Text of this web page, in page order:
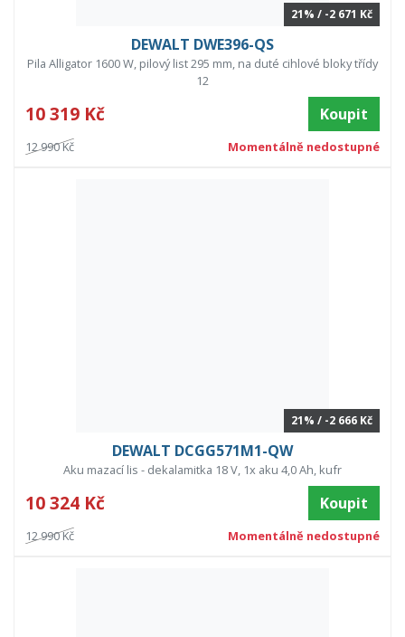
21% / -2 671 Kč
DEWALT DWE396-QS
Pila Alligator 1600 W, pilový list 295 mm, na duté cihlové bloky třídy
12
10 319 Kč Koupit
12 990 Kč Momentálně nedostupné
21% / -2 666 Kč
DEWALT DCGG571M1-QW
Aku mazací lis - dekalamitka 18 V, 1x aku 4,0 Ah, kufr
10 324 Kč Koupit
12 990 Kč Momentálně nedostupné